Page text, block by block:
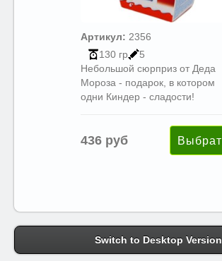
Артикул: 2356
130 гр
5
Небольшой сюрприз от Деда
Мороза - подарок, в котором
одни Киндер - сладости!
436 руб
Switch to Desktop Version